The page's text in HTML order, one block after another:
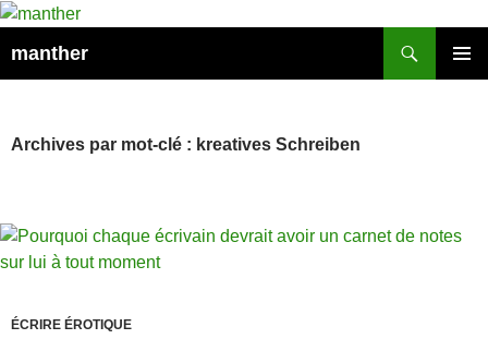
manther
Archives par mot-clé : kreatives Schreiben
ÉCRIRE ÉROTIQUE